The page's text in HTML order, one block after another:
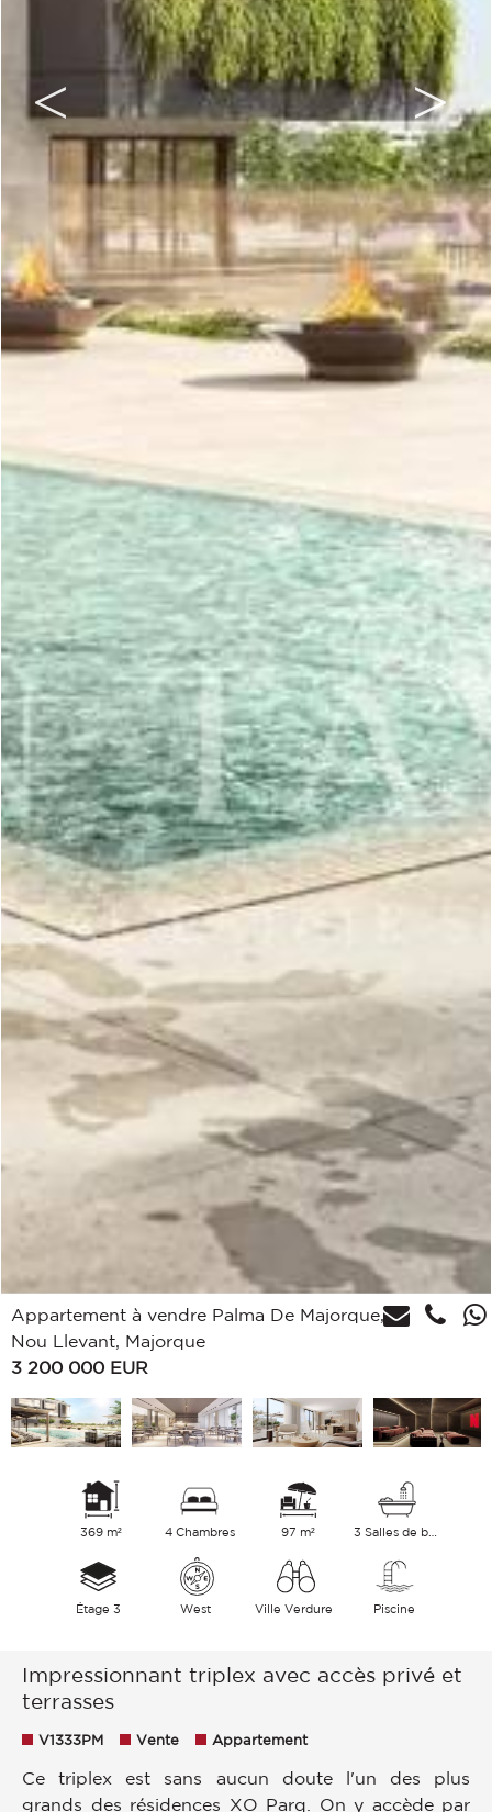
Appartement à vendre Palma De Majorque,
Nou Llevant, Majorque
3 200 000 EUR
369 m² 4 Chambres 97 m² 3 Salles de bains
Étage 3 West Ville Verdure Piscine
Impressionnant triplex avec accès privé et
terrasses
V1333PM Vente Appartement
Ce triplex est sans aucun doute l'un des plus
grands des résidences XO Parq. On y accède par